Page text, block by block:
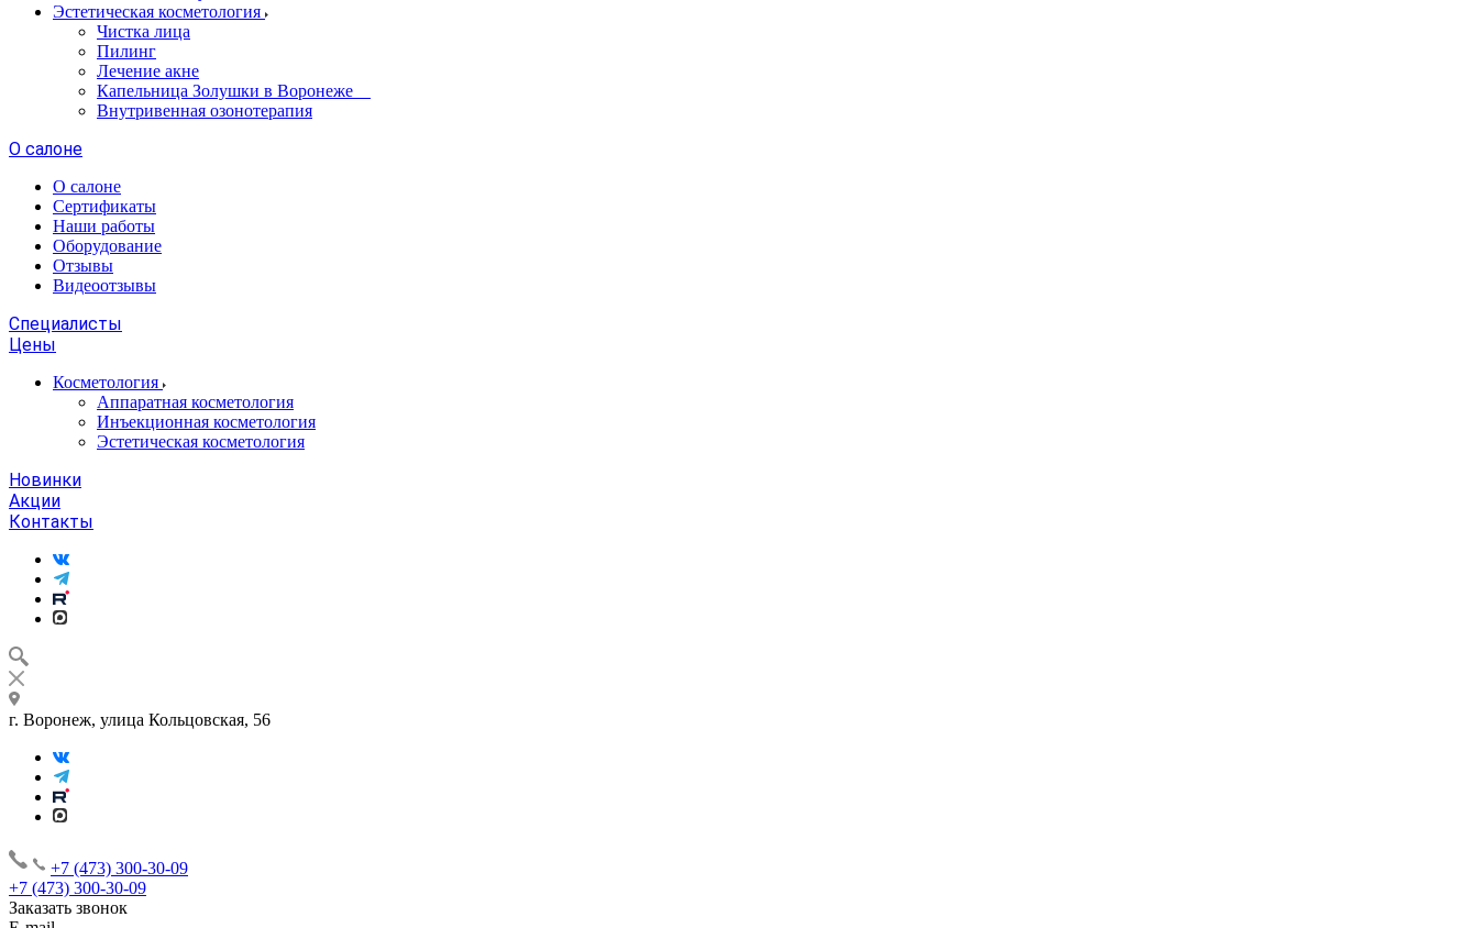
Эстетическая косметология
Чистка лица
Пилинг
Лечение акне
Капельница Золушки в Воронеже
Внутривенная озонотерапия
О салоне
О салоне
Сертификаты
Наши работы
Оборудование
Отзывы
Видеоотзывы
Специалисты
Цены
Косметология
Аппаратная косметология
Инъекционная косметология
Эстетическая косметология
Новинки
Акции
Контакты
г. Воронеж, улица Кольцовская, 56
+7 (473) 300-30-09
+7 (473) 300-30-09
Заказать звонок